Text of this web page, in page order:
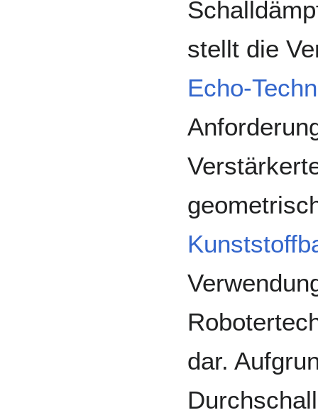
stellt die
Echo-
dar.